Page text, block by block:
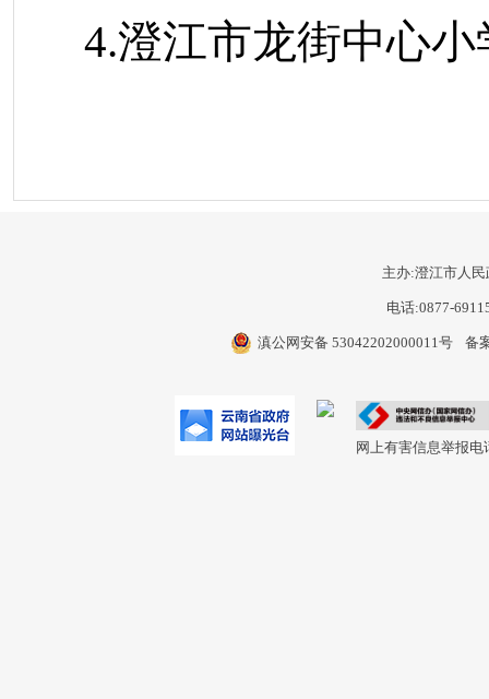
4.澄江市龙街中心
主办:澄江市人民
电话:0877-
滇公网安备 53042202000011号 备
网上有害信息举报电